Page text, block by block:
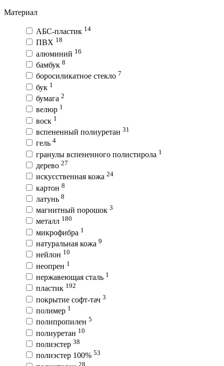
Материал
АБС-пластик 14
ПВХ 18
алюминий 16
бамбук 8
боросиликатное стекло 7
бук 1
бумага 2
велюр 1
воск 1
вспененный полиуретан 31
гель 4
гранулы вспененного полистирола 1
дерево 27
искусственная кожа 24
картон 8
латунь 8
магнитный порошок 3
металл 180
микрофибра 1
натуральная кожа 9
нейлон 10
неопрен 1
нержавеющая сталь 1
пластик 192
покрытие софт-тач 3
полимер 1
полипропилен 5
полиуретан 10
полиэстер 38
полиэстер 100% 53
28